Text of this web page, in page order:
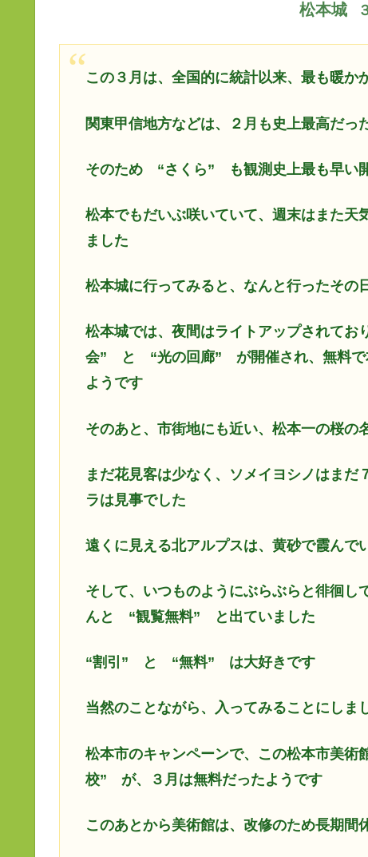
松本城
この３月は、全国的に統計以来、最も暖か
関東甲信地方などは、２月も史上最高だっ
そのため “さくら” も観測史上最も早い
松本でもだいぶ咲いていて、週末はまた天
ました
松本城に行ってみると、なんと行ったその
松本城では、夜間はライトアップされて
会” と “光の回廊” が開催され、無料で
ようです
そのあと、市街地にも近い、松本一の桜
まだ花見客は少なく、ソメイヨシノはま
ラは見事でした
遠くに見える北アルプスは、黄砂で霞んで
そして、いつものようにぶらぶらと徘徊
んと “観覧無料” と出ていました
“割引” と “無料” は大好きです
当然のことながら、入ってみることにしま
松本市のキャンペーンで、この松本市美
校” が、３月は無料だったようです
このあとから美術館は、改修のため長期間